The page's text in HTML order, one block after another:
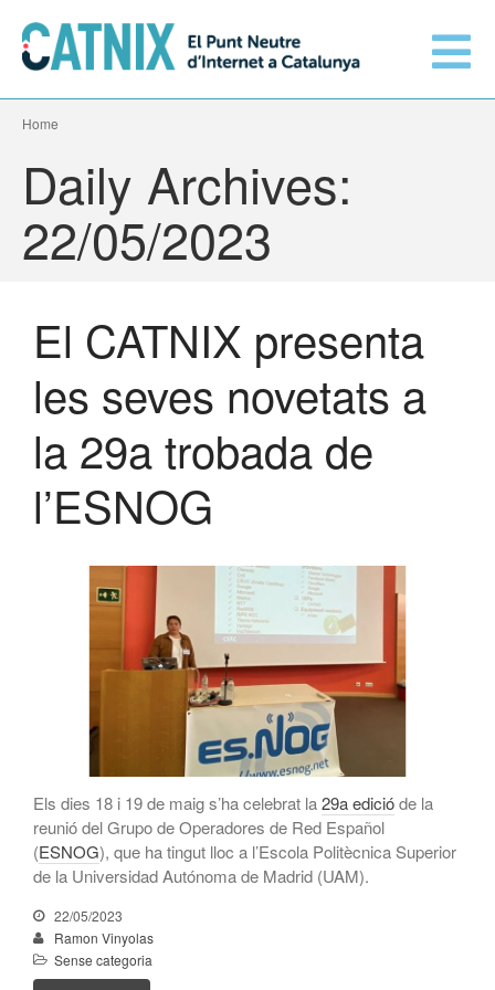
Serveis
Xarxes connectades
Informació tècnica
El CATNIX
Orange amplia la seva
connexió al CATNIX
Guifi.net consolida la seva
connectivitat al CATNIX amb la
migració a Templus
l’automatització de xarxes, del
BGP a la intel·ligència artificial
El CATNIX renova el servidor
arrel J de DNS
juliol 2026
abril 2026
febrer 2026
desembre 2025
Home
Daily Archives:
22/05/2023
El CATNIX presenta
les seves novetats a
la 29a trobada de
l’ESNOG
Els dies 18 i 19 de maig s’ha celebrat la29a edicióde la
reunió del Grupo de Operadores de Red Español
(ESNOG), que ha tingut lloc a l’Escola Politècnica Superior
de la Universidad Autónoma de Madrid (UAM).
22/05/2023
Ramon Vinyolas
Sense categoria